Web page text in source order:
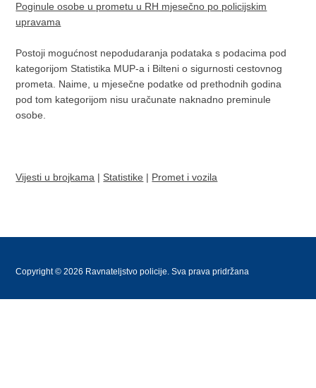
Poginule osobe u prometu u RH mjesečno po policijskim
upravama
Postoji mogućnost nepodudaranja podataka s podacima pod
kategorijom Statistika MUP-a i Bilteni o sigurnosti cestovnog
prometa. Naime, u mjesečne podatke od prethodnih godina
pod tom kategorijom nisu uračunate naknadno preminule
osobe.
Vijesti u brojkama | Statistike | Promet i vozila
Copyright © 2026 Ravnateljstvo policije. Sva prava pridržana